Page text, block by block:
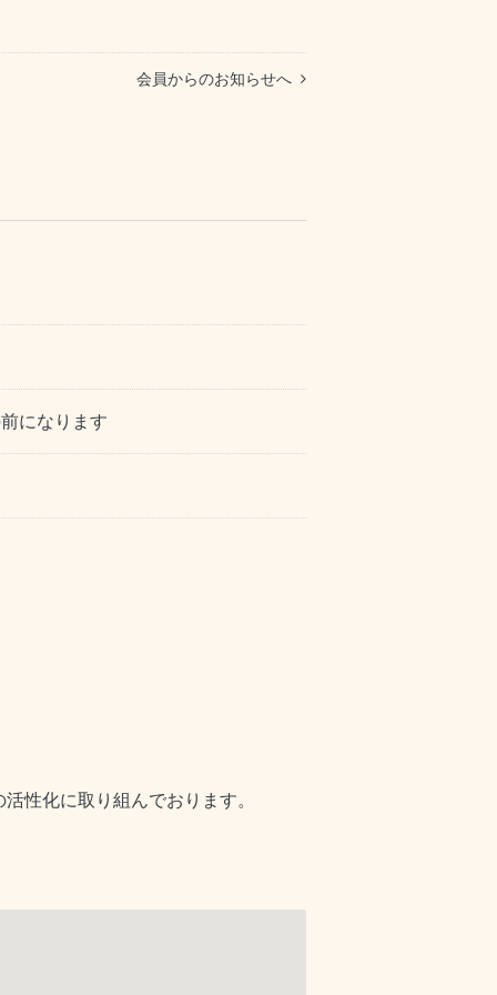
会員からのお知らせへ
になります
性化に取り組んでおります。